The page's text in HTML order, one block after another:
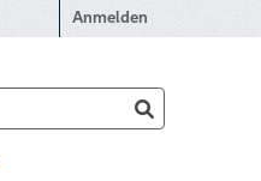
Anmelden